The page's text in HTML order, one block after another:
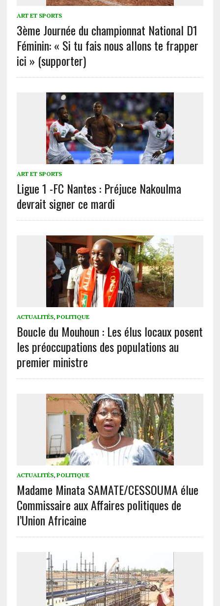
ART ET SPORTS
3ème Journée du championnat National D1
Féminin: « Si tu fais nous allons te frapper
ici » (supporter)
ART ET SPORTS
Ligue 1 -FC Nantes : Préjuce Nakoulma
devrait signer ce mardi
ACTUALITÉS, POLITIQUE
Boucle du Mouhoun : Les élus locaux posent
les préoccupations des populations au
premier ministre
ACTUALITÉS, POLITIQUE
Madame Minata SAMATE/CESSOUMA élue
Commissaire aux Affaires politiques de
l’Union Africaine